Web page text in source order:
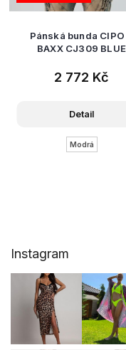
Pánská bunda CIPO
BAXX CJ309 BLUE
2 772 Kč
Detail
Modrá
Instagram